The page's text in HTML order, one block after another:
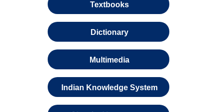
Textbooks
Dictionary
Multimedia
Indian Knowledge System